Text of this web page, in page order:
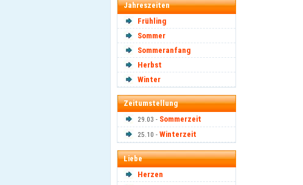
Jahreszeiten
Frühling
Sommer
Sommeranfang
Herbst
Winter
Zeitumstellung
29.03 - Sommerzeit
25.10 - Winterzeit
Liebe
Herzen